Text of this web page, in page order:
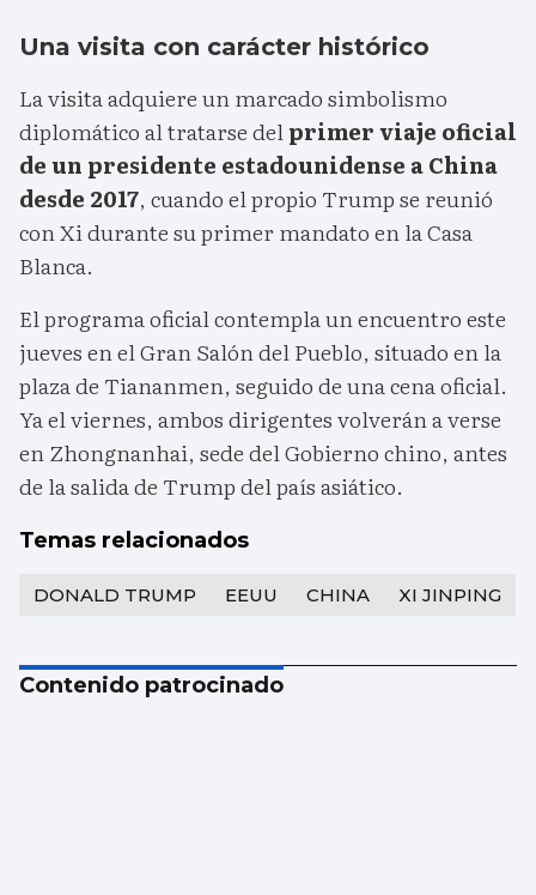
Una visita con carácter histórico
La visita adquiere un marcado simbolismo
diplomático al tratarse delprimer viaje oficial
de un presidente estadounidense a China
desde 2017, cuando el propio Trump se reunió
con Xi durante su primer mandato en la Casa
Blanca.
El programa oficial contempla un encuentro este
jueves en el Gran Salón del Pueblo, situado en la
plaza de Tiananmen, seguido de una cena oficial.
Ya el viernes, ambos dirigentes volverán a verse
en Zhongnanhai, sede del Gobierno chino, antes
de la salida de Trump del país asiático.
Temas relacionados
DONALD TRUMP EEUU CHINA XI JINPING
Contenido patrocinado